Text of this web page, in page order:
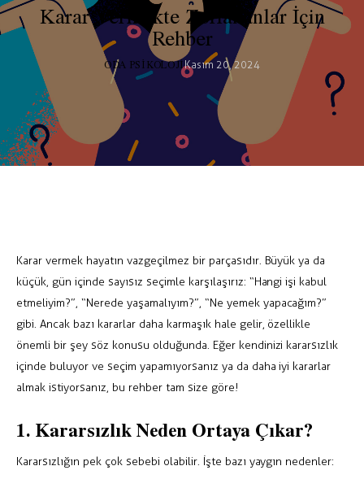
Karar Vermekte Zorlananlar İçin
Rehber
ODA PSIKOLOJIKasım 20, 2024
Karar vermek hayatın vazgeçilmez bir parçasıdır. Büyük ya da
küçük, gün içinde sayısız seçimle karşılaşırız: “Hangi işi kabul
etmeliyim?”, “Nerede yaşamalıyım?”, “Ne yemek yapacağım?”
gibi. Ancak bazı kararlar daha karmaşık hale gelir, özellikle
önemli bir şey söz konusu olduğunda. Eğer kendinizi kararsızlık
içinde buluyor ve seçim yapamıyorsanız ya da daha iyi kararlar
almak istiyorsanız, bu rehber tam size göre!
1. Kararsızlık Neden Ortaya Çıkar?
Kararsızlığın pek çok sebebi olabilir. İşte bazı yaygın nedenler: